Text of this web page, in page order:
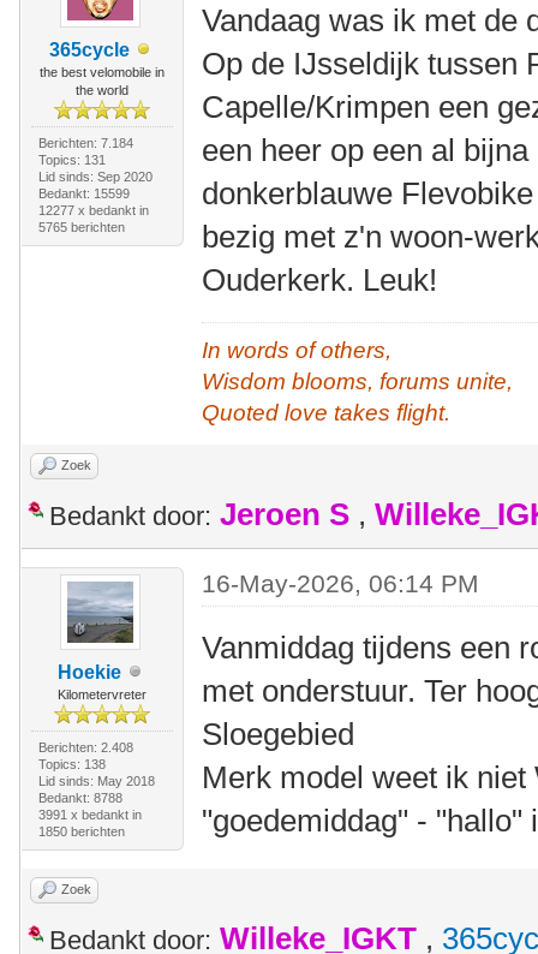
365cycle
the best velomobile in
the world
Berichten: 7.184
Topics: 131
Lid sinds: Sep 2020
Bedankt: 15599
12277 x bedankt in
5765 berichten
Vandaag was ik met de
Op de IJsseldijk tussen
Capelle/Krimpen een
een heer op een al
donkerblauwe
bezig met z'n woon-
Ouderkerk. Leuk!
In words of others,
Wisdom blooms, forums unite,
Quoted love takes flight.
Zoek
Bedankt door: Jeroen S ,
Hoekie
Kilometervreter
Berichten: 2.408
Topics: 138
Lid sinds: May 2018
Bedankt: 8788
3991 x bedankt in
1850 berichten
16-May-2026, 06:14 PM
Vanmiddag tijdens een
met onderstuur. Ter
Sloegebied
Merk model weet ik niet
"goedemiddag" - "hallo"
Zoek
Bedankt door: Willeke_IGKT ,